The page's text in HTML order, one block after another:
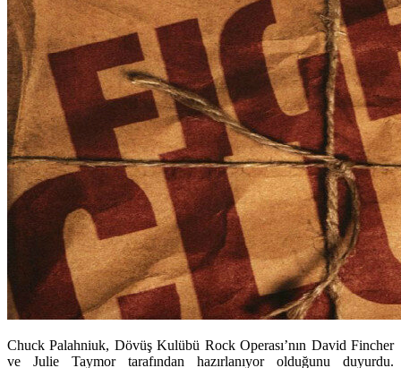
Chuck Palahniuk, Dövüş Kulübü Rock Operası’nın David Fincher
ve Julie Taymor tarafından hazırlanıyor olduğunu duyurdu.